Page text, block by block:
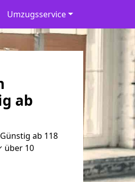
Umzugsservice
ab
ab 118
über 10